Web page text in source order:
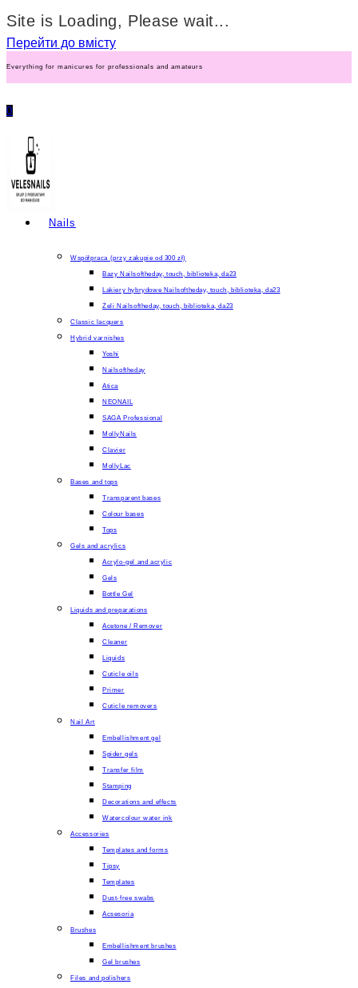
Site is Loading, Please wait...
Перейти до вмісту
Everything for manicures for professionals and amateurs
0
Nails
Współpraca (przy zakupie od 300 zł)
Bazy Nailsoftheday, touch, biblioteka, da23
Lakiery hybrydowe Nailsoftheday, touch, biblioteka, da23
Żeli Nailsoftheday, touch, biblioteka, da23
Classic lacquers
Hybrid varnishes
Yoshi
Nailsoftheday
Atica
NEONAIL
SAGA Professional
MollyNails
Clavier
MollyLac
Bases and tops
Transparent bases
Colour bases
Tops
Gels and acrylics
Acrylo-gel and acrylic
Gels
Bottle Gel
Liquids and preparations
Acetone / Remover
Cleaner
Liquids
Cuticle oils
Primer
Cuticle removers
Nail Art
Embellishment gel
Spider gels
Transfer film
Stamping
Decorations and effects
Watercolour water ink
Accessories
Templates and forms
Tipsy
Templates
Dust-free swabs
Acsesoria
Brushes
Embellishment brushes
Gel brushes
Files and polishers